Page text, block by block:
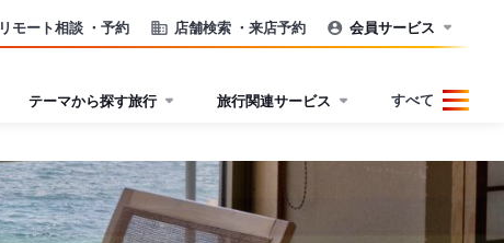
リモート相談 ・予約 店舗検索 ・来店予約 会員サービス
テーマから探す旅行 旅行関連サービス すべて